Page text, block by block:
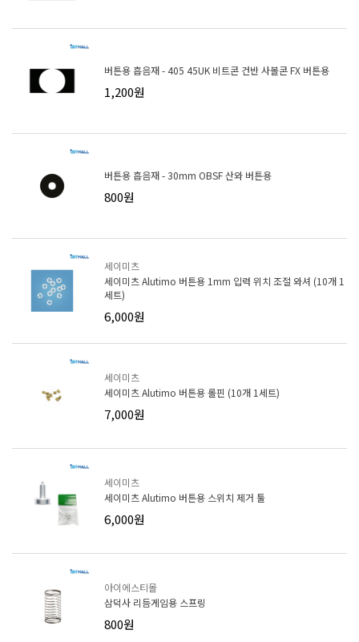
버튼용 흡음재 - 405 45UK 비트콘 건반 사볼콘 FX 버튼용
1,200원
버튼용 흡음재 - 30mm OBSF 산와 버튼용
800원
세이미츠
세이미츠 Alutimo 버튼용 1mm 입력 위치 조절 와셔 (10개 1
세트)
6,000원
세이미츠
세이미츠 Alutimo 버튼용 롤핀 (10개 1세트)
7,000원
세이미츠
세이미츠 Alutimo 버튼용 스위치 제거 툴
6,000원
아이에스티몰
삼덕사 리듬게임용 스프링
800원